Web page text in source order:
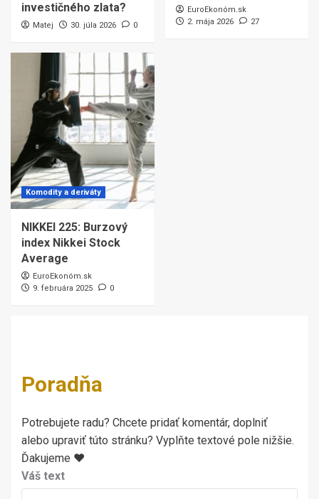
investičného zlata?
Matej 30. júla 2026 0
EuroEkonóm.sk
2. mája 2026
27
Komodity a deriváty
NIKKEI 225: Burzový
index Nikkei Stock
Average
EuroEkonóm.sk
9. februára 2025
0
Poradňa
Potrebujete radu? Chcete pridať komentár, doplniť
alebo upraviť túto stránku? Vyplňte textové pole nižšie.
Ďakujeme ♥
Váš text